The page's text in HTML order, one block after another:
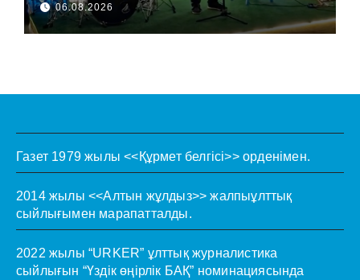
06.08.2026
Газет 1979 жылы <<Құрмет белгісі>> орденімен.
2014 жылы <<Алтын жұлдыз>> жалпыұлттық
сыйлығымен марапатталды.
2022 жылы “URKER” ұлттық журналистика
сыйлығын “Үздік өңірлік БАҚ” номинациясында